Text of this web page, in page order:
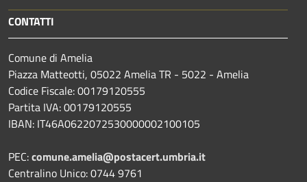
CONTATTI
Comune di Amelia
Piazza Matteotti, 05022 Amelia TR - 5022 - Amelia
Codice Fiscale: 00179120555
Partita IVA: 00179120555
IBAN: IT46A0622072530000002100105
PEC:comune.amelia@postacert.umbria.it
Centralino Unico: 0744 9761